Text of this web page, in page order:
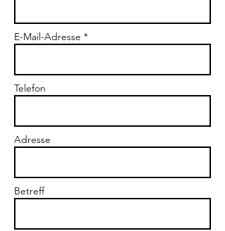
E-Mail-Adresse *
Telefon
Adresse
Betreff